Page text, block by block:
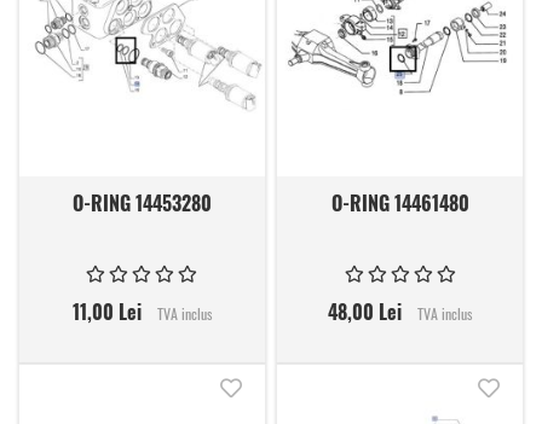
O-RING 14453280
11,00 Lei TVA inclus
O-RING 14461480
48,00 Lei TVA inclus